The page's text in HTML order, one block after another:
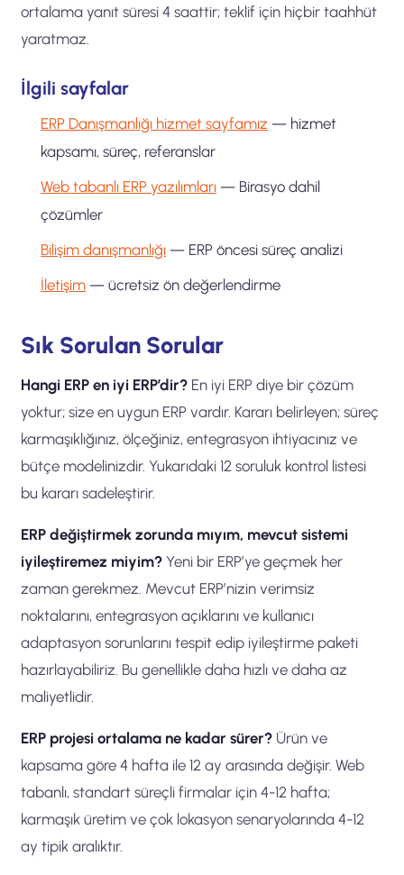
ortalama yanıt süresi 4 saattir; teklif için hiçbir taahhüt
yaratmaz.
İlgili sayfalar
ERP Danışmanlığı hizmet sayfamız — hizmet
kapsamı, süreç, referanslar
Web tabanlı ERP yazılımları — Birasyo dahil
çözümler
Bilişim danışmanlığı — ERP öncesi süreç analizi
İletişim — ücretsiz ön değerlendirme
Sık Sorulan Sorular
Hangi ERP en iyi ERP’dir? En iyi ERP diye bir çözüm
yoktur; size en uygun ERP vardır. Kararı belirleyen; süreç
karmaşıklığınız, ölçeğiniz, entegrasyon ihtiyacınız ve
bütçe modelinizdir. Yukarıdaki 12 soruluk kontrol listesi
bu kararı sadeleştirir.
ERP değiştirmek zorunda mıyım, mevcut sistemi
iyileştiremez miyim? Yeni bir ERP’ye geçmek her
zaman gerekmez. Mevcut ERP’nizin verimsiz
noktalarını, entegrasyon açıklarını ve kullanıcı
adaptasyon sorunlarını tespit edip iyileştirme paketi
hazırlayabiliriz. Bu genellikle daha hızlı ve daha az
maliyetlidir.
ERP projesi ortalama ne kadar sürer? Ürün ve
kapsama göre 4 hafta ile 12 ay arasında değişir. Web
tabanlı, standart süreçli firmalar için 4-12 hafta;
karmaşık üretim ve çok lokasyon senaryolarında 4-12
ay tipik aralıktır.